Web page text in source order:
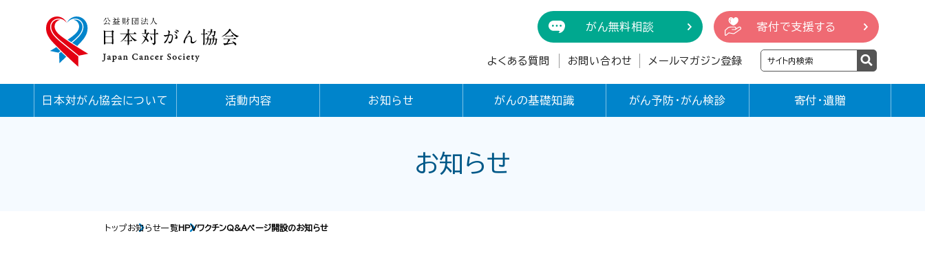
がん無料相談 寄付で支援する
よくある質問 お問い合わせ メールマガジン登録
日本対がん協会について 活動内容 お知らせ がんの基礎知識 がん予防・がん検診 寄付・遺贈
お知らせ
トップお知らせ一覧HPVワクチンQ&Aページ開設のお知らせ